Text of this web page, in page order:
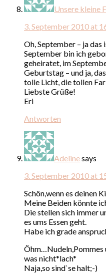
Unsere kleine
3. September 2010 at
Oh, September – ja
September bin ich
geheiratet, im
Geburtstag – und ja,
tolle Licht, die tollen
Liebste Grüße!
Eri
Antworten
Adelinesays
3. September 2010 at
Schön,wenn es deinen
Meine Beiden könnte
Die stellen sich immer
es ums Essen geht.
Habe ich grade
Öhm…Nudeln,Pommes
was nicht*lach*
Naja,so sind`se halt;-)